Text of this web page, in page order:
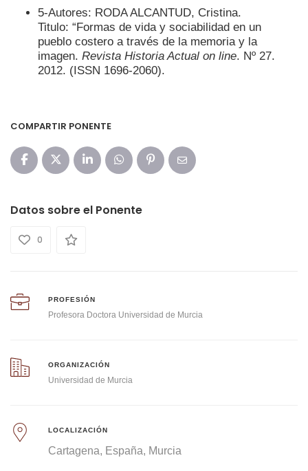
5-Autores: RODA ALCANTUD, Cristina.
Titulo: “Formas de vida y sociabilidad en un
pueblo costero a través de la memoria y la
imagen. Revista Historia Actual on line. Nº 27.
2012. (ISSN 1696-2060).
COMPARTIR PONENTE
Datos sobre el Ponente
0
PROFESIÓN
Profesora Doctora Universidad de Murcia
ORGANIZACIÓN
Universidad de Murcia
LOCALIZACIÓN
Cartagena España Murcia